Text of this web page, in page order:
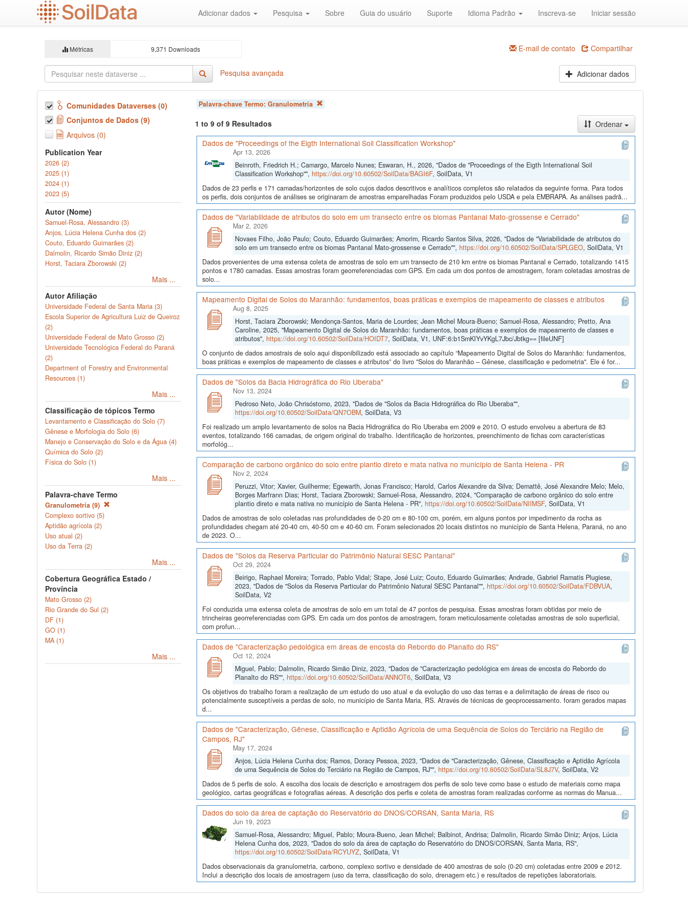
Adicionar dados Pesquisa Sobre Guia do usuário Suporte Idioma Padrão Inscreva-se Iniciar sessão
Métricas 9,371 Downloads E-mail de contato Compartilhar
Pesquisa avançada Adicionar dados
Comunidades Dataverses (0)
Conjuntos de Dados (9)
Arquivos (0)
Publication Year
2026 (2)
2025 (1)
2024 (1)
2023 (5)
Autor (Nome)
Samuel-Rosa, Alessandro (3)
Anjos, Lúcia Helena Cunha dos (2)
Couto, Eduardo Guimarães (2)
Dalmolin, Ricardo Simão Diniz (2)
Horst, Taciara Zborowski (2)
Mais ...
Autor Afiliação
Universidade Federal de Santa Maria (3)
Escola Superior de Agricultura Luiz de Queiroz
(2)
Universidade Federal de Mato Grosso (2)
Universidade Tecnológica Federal do Paraná
(2)
Department of Forestry and Environmental
Resources (1)
Mais ...
Classificação de tópicos Termo
Levantamento e Classificação do Solo (7)
Gênese e Morfologia do Solo (6)
Manejo e Conservação do Solo e da Água (4)
Química do Solo (2)
Física do Solo (1)
Mais ...
Palavra-chave Termo
Granulometria (9)
Complexo sortivo (5)
Aptidão agrícola (2)
Uso atual (2)
Uso da Terra (2)
Mais ...
Cobertura Geográfica Estado /
Província
Mato Grosso (2)
Rio Grande do Sul (2)
DF (1)
GO (1)
MA (1)
Mais ...
Palavra-chave Termo: Granulometria
1 to 9 of 9 Resultados
Ordenar
Dados de "Proceedings of the Eigth International Soil Classification Workshop"
Apr 13, 2026
Beinroth, Friedrich H.; Camargo, Marcelo Nunes; Eswaran, H., 2026, "Dados de "Proceedings of the Eigth International Soil
Classification Workshop"", https://doi.org/10.60502/SoilData/BAGI6F, SoilData, V1
Dados de 23 perfis e 171 camadas/horizontes de solo cujos dados descritivos e analíticos completos são relatados da seguinte forma. Para todos
os perfis, dois conjuntos de análises se originaram de amostras emparelhadas Foram produzidos pelo USDA e pela EMBRAPA. As análises padrã...
Dados de "Variabilidade de atributos do solo em um transecto entre os biomas Pantanal Mato-grossense e Cerrado"
Mar 2, 2026
Novaes Filho, João Paulo; Couto, Eduardo Guimarães; Amorim, Ricardo Santos Silva, 2026, "Dados de "Variabilidade de atributos do
solo em um transecto entre os biomas Pantanal Mato-grossense e Cerrado"", https://doi.org/10.60502/SoilData/SPLGEO, SoilData, V1
Dados provenientes de uma extensa coleta de amostras de solo em um transecto de 210 km entre os biomas Pantanal e Cerrado, totalizando 1415
pontos e 1780 camadas. Essas amostras foram georreferenciadas com GPS. Em cada um dos pontos de amostragem, foram coletadas amostras de
solo...
Mapeamento Digital de Solos do Maranhão: fundamentos, boas práticas e exemplos de mapeamento de classes e atributos
Aug 8, 2025
Horst, Taciara Zborowski; Mendonça-Santos, Maria de Lourdes; Jean Michel Moura-Bueno; Samuel-Rosa, Alessandro; Pretto, Ana
Caroline, 2025, "Mapeamento Digital de Solos do Maranhão: fundamentos, boas práticas e exemplos de mapeamento de classes e
atributos", https://doi.org/10.60502/SoilData/HOIDT7, SoilData, V1, UNF:6:b1SmKIYvYKgL7Jbc/Jbtkg== [fileUNF]
O conjunto de dados amostrais de solo aqui disponibilizado está associado ao capítulo “Mapeamento Digital de Solos do Maranhão: fundamentos,
boas práticas e exemplos de mapeamento de classes e atributos” do livro "Solos do Maranhão – Gênese, classificação e pedometria". Ele é for...
Dados de "Solos da Bacia Hidrográfica do Rio Uberaba"
Nov 13, 2024
Pedroso Neto, João Chrisóstomo, 2023, "Dados de "Solos da Bacia Hidrográfica do Rio Uberaba"",
https://doi.org/10.60502/SoilData/QN7OBM, SoilData, V3
Foi realizado um amplo levantamento de solos na Bacia Hidrográfica do Rio Uberaba em 2009 e 2010. O estudo envolveu a abertura de 83
eventos, totalizando 166 camadas, de origem original do trabalho. Identificação de horizontes, preenchimento de fichas com características
morfológ...
Comparação de carbono orgânico do solo entre plantio direto e mata nativa no município de Santa Helena - PR
Nov 2, 2024
Peruzzi, Vitor; Xavier, Guilherme; Egewarth, Jonas Francisco; Harold, Carlos Alexandre da Silva; Demattê, José Alexandre Melo; Melo,
Borges Marfrann Dias; Horst, Taciara Zborowski; Samuel-Rosa, Alessandro, 2024, "Comparação de carbono orgânico do solo entre
plantio direto e mata nativa no município de Santa Helena - PR", https://doi.org/10.60502/SoilData/NIIMSF, SoilData, V1
Dados de amostras de solo coletadas nas profundidades de 0-20 cm e 80-100 cm, porém, em alguns pontos por impedimento da rocha as
profundidades chegam até 20-40 cm, 40-50 cm e 40-60 cm. Foram selecionados 20 locais distintos no município de Santa Helena, Paraná, no ano
de 2023. O...
Dados de "Solos da Reserva Particular do Patrimônio Natural SESC Pantanal"
Oct 29, 2024
Beirigo, Raphael Moreira; Torrado, Pablo Vidal; Stape, José Luiz; Couto, Eduardo Guimarães; Andrade, Gabriel Ramatis Plugiese,
2023, "Dados de "Solos da Reserva Particular do Patrimônio Natural SESC Pantanal"", https://doi.org/10.60502/SoilData/FDBVUA,
SoilData, V2
Foi conduzida uma extensa coleta de amostras de solo em um total de 47 pontos de pesquisa. Essas amostras foram obtidas por meio de
trincheiras georreferenciadas com GPS. Em cada um dos pontos de amostragem, foram meticulosamente coletadas amostras de solo superficial,
com profun...
Dados de "Caracterização pedológica em áreas de encosta do Rebordo do Planalto do RS"
Oct 12, 2024
Miguel, Pablo; Dalmolin, Ricardo Simão Diniz, 2023, "Dados de "Caracterização pedológica em áreas de encosta do Rebordo do
Planalto do RS"", https://doi.org/10.60502/SoilData/ANNOT6, SoilData, V3
Os objetivos do trabalho foram a realização de um estudo do uso atual e da evolução do uso das terras e a delimitação de áreas de risco ou
potencialmente susceptíveis a perdas de solo, no município de Santa Maria, RS. Através de técnicas de geoprocessamento. foram gerados mapas
d...
Dados de "Caracterização, Gênese, Classificação e Aptidão Agrícola de uma Sequência de Solos do Terciário na Região de
Campos, RJ"
May 17, 2024
Anjos, Lúcia Helena Cunha dos; Ramos, Doracy Pessoa, 2023, "Dados de "Caracterização, Gênese, Classificação e Aptidão Agrícola
de uma Sequência de Solos do Terciário na Região de Campos, RJ"", https://doi.org/10.60502/SoilData/SL8J7V, SoilData, V2
Dados de 5 perfis de solo. A escolha dos locais de descrição e amostragem dos perfis de solo teve como base o estudo de materiais como mapa
geológico, cartas geográficas e fotografias aéreas. A descrição dos perfis e coleta de amostras foram realizadas conforme as normas do Manua...
Dados do solo da área de captação do Reservatório do DNOS/CORSAN, Santa Maria, RS
Jun 19, 2023
Samuel-Rosa, Alessandro; Miguel, Pablo; Moura-Bueno, Jean Michel; Balbinot, Andrisa; Dalmolin, Ricardo Simão Diniz; Anjos, Lúcia
Helena Cunha dos, 2023, "Dados do solo da área de captação do Reservatório do DNOS/CORSAN, Santa Maria, RS",
https://doi.org/10.60502/SoilData/RCYUYZ, SoilData, V1
Dados observacionais da granulometria, carbono, complexo sortivo e densidade de 400 amostras de solo (0-20 cm) coletadas entre 2009 e 2012.
Inclui a descrição dos locais de amostragem (uso da terra, classificação do solo, drenagem etc.) e resultados de repetições laboratoriais.